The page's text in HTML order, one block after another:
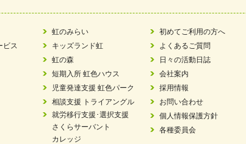
優良事例集に掲載されました
～体験募集しています。
等デイサービス「Fc Bombo Junior」
ビス
虹のみらい
キッズランド虹
虹の森
短期入所 虹色ハウス
児童発達支援 虹色パーク
相談支援 トライアングル
就労移行支援･選択支援
さくらサーバント
カレッジ
初めてご利用の方へ
よくあるご質問
日々の活動日誌
会社案内
採用情報
お問い合わせ
個人情報保護方針
各種委員会